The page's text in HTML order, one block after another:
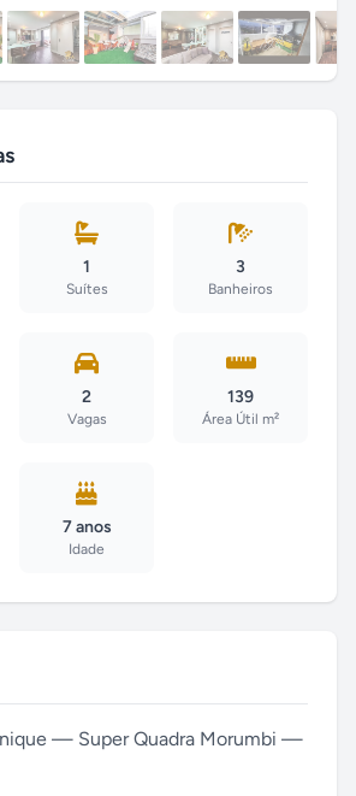
1
Suítes
3
Banheiros
2
Vagas
139
Área Útil m²
7 anos
Idade
— Super Quadra Morumbi —